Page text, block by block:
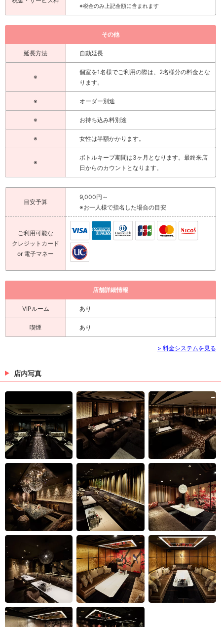
※税金のみ上記金額に含まれます
その他
延長方法 自動延長
※
個室を1名様でご利用の際は、2名様分の料金とな
ります。
※ オーダー別途
※ お持ち込み料別途
※ 女性は半額かかります。
※
ボトルキープ期間は3ヶ月となります。最終来店
日からのカウントとなります。
目安予算
9,000円～
※お一人様で指名した場合の目安
ご利用可能な
クレジットカード
or 電子マネー
店舗詳細情報
VIPルーム あり
喫煙 あり
> 料金システムを見る
店内写真